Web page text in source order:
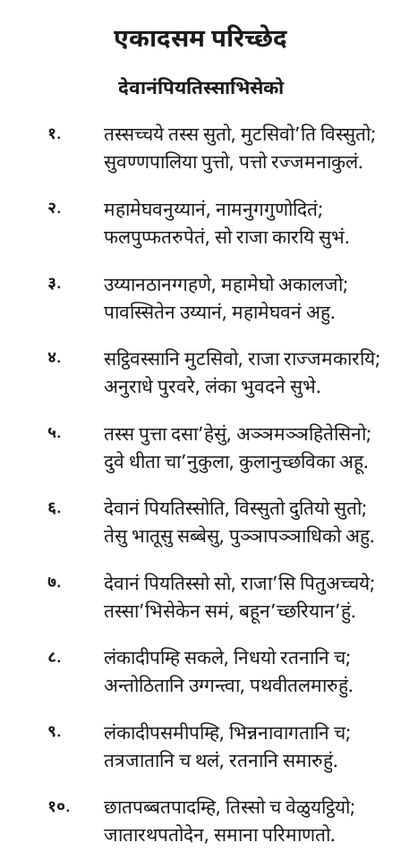
एकादसम परिच्छेद
देवानंपियतिस्साभिसेको
१. तस्सच्चयेतस्स सुतो, मुटसिवो’ति विस्सुतो;
सुवण्णपालिया पुत्तो, पत्तो रज्जमनाकुलं.
२.
महामेघवनुय्यानं, नामनुगगुणोदितं;
फलपुप्फतरुपेतं, सो राजा कारयि सुभं.
३.
उय्यानठानग्गहणे, महामेघो अकालजो;
पावस्सितेन उय्यानं, महामेघवनं अहु.
४.
सट्ठिवस्सानि मुटसिवो, राजा राज्जमकारयि;
अनुराधे पुरवरे, लंका भुवदने सुभे.
५.
तस्स पुत्ता दसा’हेसुं, अञ्ञमञ्ञहितेसिनो;
दुवे धीता चा’नुकुला, कुलानुच्छविका अहू.
६.
देवानं पियतिस्सोति, विस्सुतो दुतियो सुतो;
तेसु भातूसु सब्बेसु, पुञ्ञापञ्ञाधिको अहु.
७.
देवानं पियतिस्सो सो, राजा’सि पितुअच्चये;
तस्सा’भिसेकेन समं, बहून’च्छरियान’हुं.
८.
लंकादीपम्हि सकले, निधयो रतनानि च;
अन्तोठितानि उग्गन्त्वा, पथवीतलमारुहुं.
९.
लंकादीपसमीपम्हि, भिन्ननावागतानि च;
तत्रजातानि च थलं, रतनानि समारुहुं.
१०.
छातपब्बतपादम्हि, तिस्सो च वेळुयट्ठियो;
जातारथपतोदेन, समाना परिमाणतो.